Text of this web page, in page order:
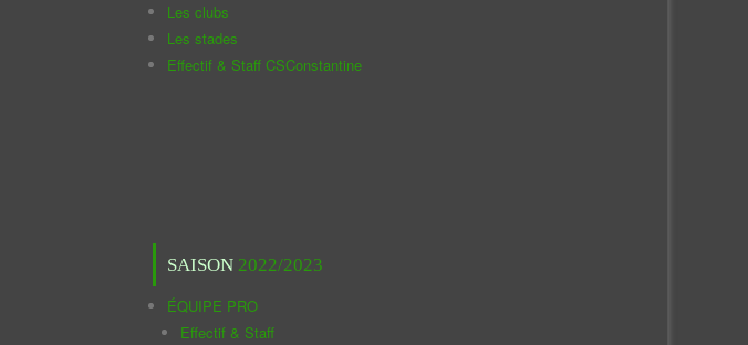
Les clubs
Les stades
Effectif & Staff CSConstantine
SAISON 2022/2023
ÉQUIPE PRO
Effectif & Staff